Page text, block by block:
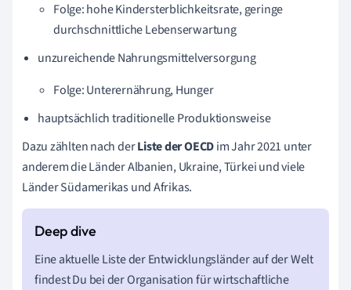
Folge: hohe Kindersterblichkeitsrate, geringe
durchschnittliche Lebenserwartung
unzureichende Nahrungsmittelversorgung
Folge: Unterernährung, Hunger
hauptsächlich traditionelle Produktionsweise
Dazu zählten nach derListe der OECDim Jahr 2021 unter
anderem die Länder Albanien, Ukraine, Türkei und viele
Länder Südamerikas und Afrikas.
Eine aktuelle Liste der Entwicklungsländer auf der Welt
findest Du bei der Organisation für wirtschaftliche